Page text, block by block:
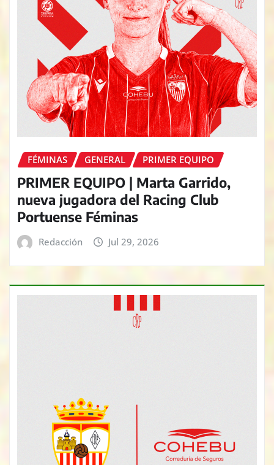
FÉMINAS GENERAL PRIMER EQUIPO
PRIMER EQUIPO | Marta Garrido,
nueva jugadora del Racing Club
Portuense Féminas
Redacción Jul 29, 2026